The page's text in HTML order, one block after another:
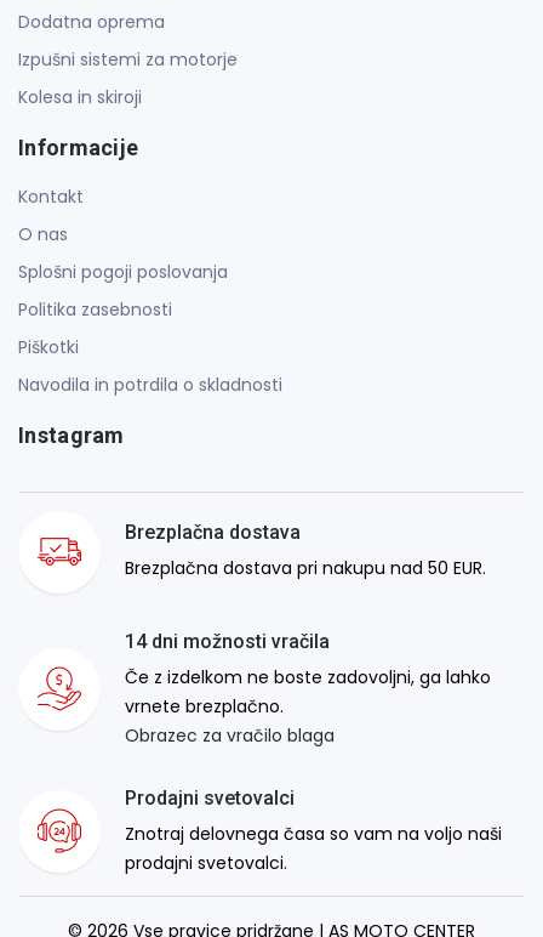
Dodatna oprema
Izpušni sistemi za motorje
Kolesa in skiroji
Informacije
Kontakt
O nas
Splošni pogoji poslovanja
Politika zasebnosti
Piškotki
Navodila in potrdila o skladnosti
Instagram
Brezplačna dostava
Brezplačna dostava pri nakupu nad 50 EUR.
14 dni možnosti vračila
Če z izdelkom ne boste zadovoljni, ga lahko
vrnete brezplačno.
Obrazec za vračilo blaga
Prodajni svetovalci
Znotraj delovnega časa so vam na voljo naši
prodajni svetovalci.
© 2026 Vse pravice pridržane | AS MOTO CENTER